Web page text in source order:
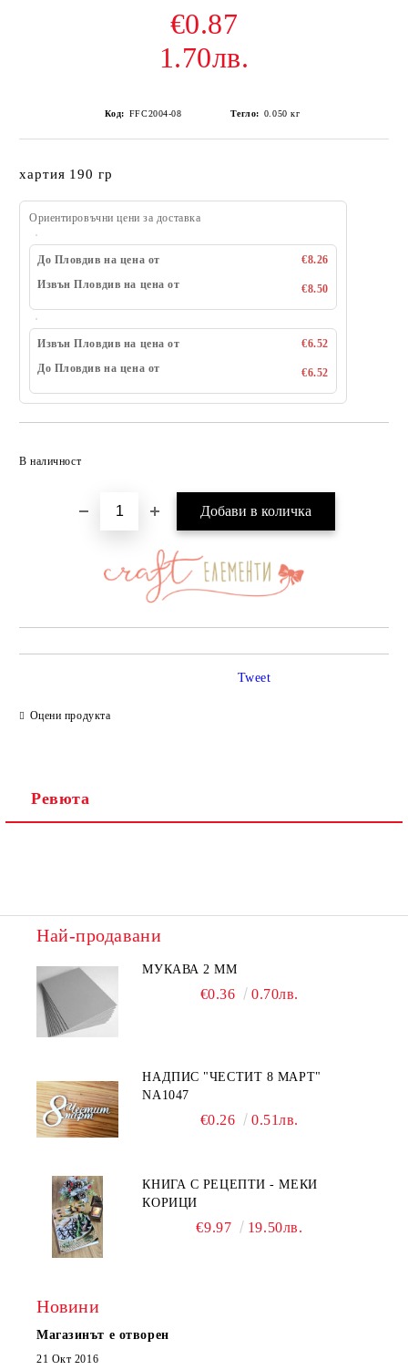
€0.87
1.70лв.
Код: FFC2004-08 Тегло: 0.050 кг
хартия 190 гр
Ориентировъчни цени за доставка
До Пловдив на цена от
€8.26
Извън Пловдив на цена от
€8.50
Извън Пловдив на цена от
€6.52
До Пловдив на цена от
€6.52
В наличност
Оцени продукта
Tweet
Ревюта
Най-продавани
МУКАВА 2 ММ
€0.36 0.70лв.
НАДПИС "ЧЕСТИТ 8 МАРТ"
NA1047
€0.26 0.51лв.
КНИГА С РЕЦЕПТИ - МЕКИ
КОРИЦИ
€9.97 19.50лв.
Новини
Магазинът е отворен
21 Окт 2016